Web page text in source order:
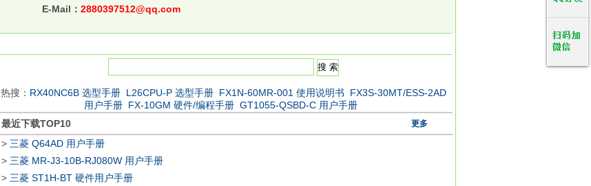
E-Mail： 2880397512@qq.com
热搜： RX40NC6B 选型手册 L26CPU-P 选型手册 FX1N-60MR-001 使用说明书
FX3S-30MT/ESS-2AD
用户手册 FX-10GM 硬件/编程手册 GT1055-QSBD-C 用户手册
更多
最近下载TOP10
> 三菱 Q64AD 用户手册
> 三菱 MR-J3-10B-RJ080W 用户手册
> 三菱 ST1H-BT 硬件用户手册